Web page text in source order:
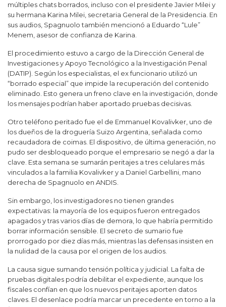
múltiples chats borrados, incluso con el presidente Javier Milei y
su hermana Karina Milei, secretaria General de la Presidencia. En
sus audios, Spagnuolo también mencionó a Eduardo “Lule”
Menem, asesor de confianza de Karina.
El procedimiento estuvo a cargo de la Dirección General de
Investigaciones y Apoyo Tecnológico a la Investigación Penal
(DATIP). Según los especialistas, el ex funcionario utilizó un
“borrado especial” que impide la recuperación del contenido
eliminado. Esto genera un freno clave en la investigación, donde
los mensajes podrían haber aportado pruebas decisivas.
Otro teléfono peritado fue el de Emmanuel Kovalivker, uno de
los dueños de la droguería Suizo Argentina, señalada como
recaudadora de coimas. El dispositivo, de última generación, no
pudo ser desbloqueado porque el empresario se negó a dar la
clave. Esta semana se sumarán peritajes a tres celulares más
vinculados a la familia Kovalivker y a Daniel Garbellini, mano
derecha de Spagnuolo en ANDIS.
Sin embargo, los investigadores no tienen grandes
expectativas: la mayoría de los equipos fueron entregados
apagados y tras varios días de demora, lo que habría permitido
borrar información sensible. El secreto de sumario fue
prorrogado por diez días más, mientras las defensas insisten en
la nulidad de la causa por el origen de los audios.
La causa sigue sumando tensión política y judicial. La falta de
pruebas digitales podría debilitar el expediente, aunque los
fiscales confían en que los nuevos peritajes aporten datos
claves. El desenlace podría marcar un precedente en torno a la